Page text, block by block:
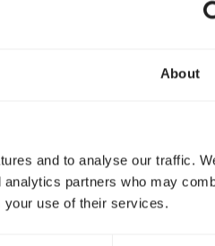
About
and to analyse our traffic.
partners who may
your use of their services.